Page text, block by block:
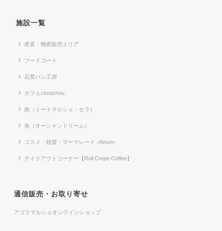
施設一覧
産直・物産販売エリア
フードコート
石窯パン工房
カフェchouchou
肉（ミートマルシェ・セラ）
魚（オーシャンドリーム）
コスメ・雑貨・マーマレード -Atrium-
テイクアウトコーナー【Roll Crepe Coffee】
通信販売・お取り寄せ
アゴラマルシェオンラインショップ